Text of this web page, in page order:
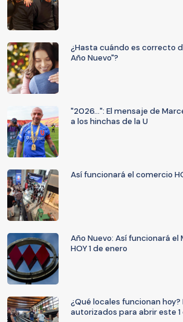
¿Hasta cuándo es correcto
Año Nuevo"?
"2026...": El mensaje de
a los hinchas de la U
Así funcionará el comercio
Año Nuevo: Así funcionará
HOY 1 de enero
¿Qué locales funcionan
autorizados para abrir este 1